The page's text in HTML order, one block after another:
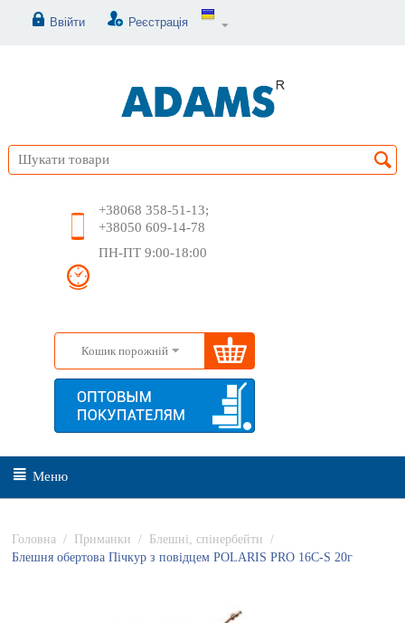
Ввійти Реєстрація
+38068 358-51-13;
+38050 609-14-78
ПН-ПТ 9:00-18:00
Кошик порожній
Меню
Головна / Приманки / Блешні, спінербейти
/
Блешня обертова Пічкур з повідцем POLARIS PRO 16C-S 20г